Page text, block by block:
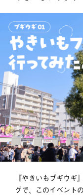
『やきいもブギウギ
グで、このイベント